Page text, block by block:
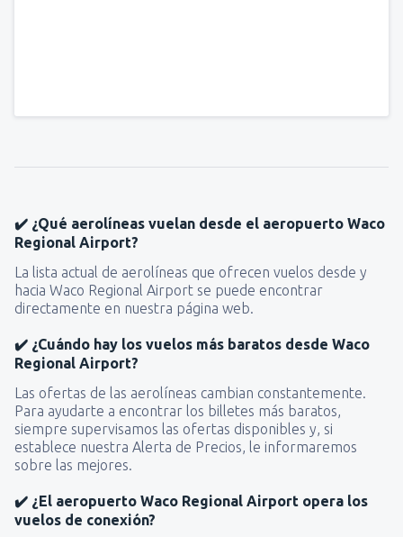
✔️ ¿Qué aerolíneas vuelan desde el aeropuerto Waco
Regional Airport?
La lista actual de aerolíneas que ofrecen vuelos desde y
hacia Waco Regional Airport se puede encontrar
directamente en nuestra página web.
✔️ ¿Cuándo hay los vuelos más baratos desde Waco
Regional Airport?
Las ofertas de las aerolíneas cambian constantemente.
Para ayudarte a encontrar los billetes más baratos,
siempre supervisamos las ofertas disponibles y, si
establece nuestra Alerta de Precios, le informaremos
sobre las mejores.
✔️ ¿El aeropuerto Waco Regional Airport opera los
vuelos de conexión?